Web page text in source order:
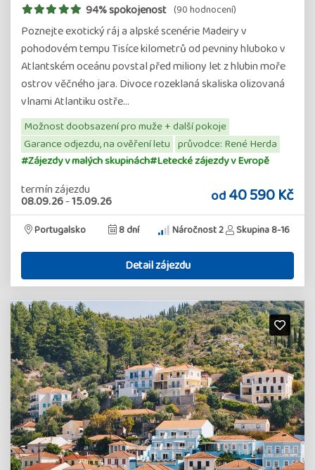
94% spokojenost (90 hodnocení)
Poznejte exotický ráj a alpské scenérie Madeiry v
pohodovém tempu Tisíce kilometrů od pevniny hluboko v
Atlantském oceánu povstal před miliony let z hlubin moře
ostrov věčného jara. Divoce rozeklaná skaliska olizovaná
vlnami Atlantiku ostře…
Možnost doobsazení pro muže + další pokoje
Garance odjezdu, na ověření letu průvodce: René Herda
#Zájezdy v malých skupinách#Letecké zájezdy v Evropě
termín zájezdu
08.09.26-15.09.26 od40 590 Kč
Portugalsko 8 dní Náročnost 2 Skupina 8-16
Detail zájezdu